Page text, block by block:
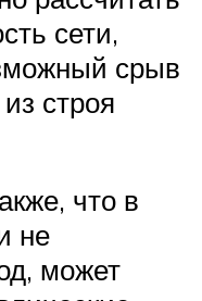
сети,
срыв
строя
что в
не
может